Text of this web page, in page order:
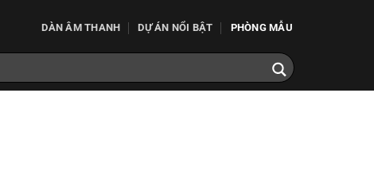
DÀN ÂM THANH DỰ ÁN NỔI BẬT PHÒNG MẪU